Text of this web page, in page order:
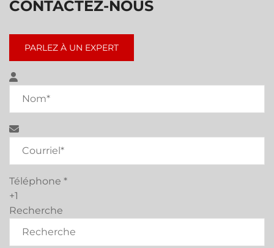
CONTACTEZ-NOUS
PARLEZ À UN EXPERT
Téléphone *
+1
Recherche